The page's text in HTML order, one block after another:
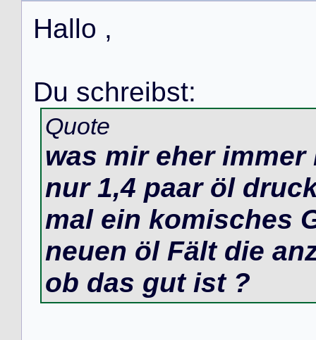
Hallo ,
Du schreibst:
Quote
was mir eher
nur 1,4 paar öl
mal ein komisches
neuen öl Fält die
ob das gut ist ?